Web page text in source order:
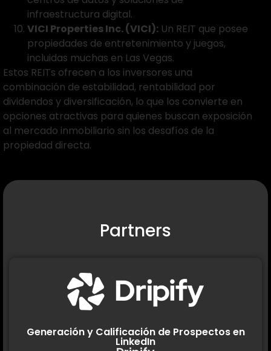
infraestructura digital.
VICI Properties Inc. (VICI): Un REIT que posee
propiedades de entretenimiento y juegos,
incluidas muchas en Las Vegas.
Estos REITs ofrecen a los inversores una
combinación de estabilidad, rentabilidad por
dividendos y diversificación, lo que los convierte en
opciones atractivas para quienes buscan exposición
al mercado inmobiliario sin los desafíos de la
propiedad directa.
Partners
Generación y Calificación de Prospectos en
LinkedIn